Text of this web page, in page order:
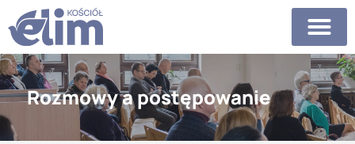
Rozmowy a postępowanie